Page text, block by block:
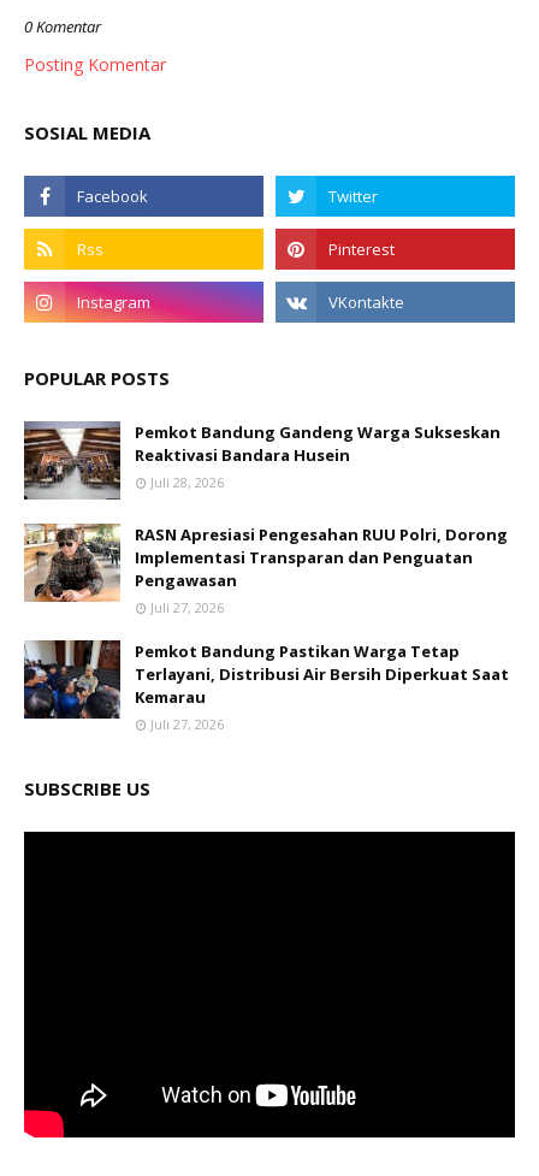
0 Komentar
Posting Komentar
SOSIAL MEDIA
POPULAR POSTS
Pemkot Bandung Gandeng Warga Sukseskan
Reaktivasi Bandara Husein
Juli 28, 2026
RASN Apresiasi Pengesahan RUU Polri, Dorong
Implementasi Transparan dan Penguatan
Pengawasan
Juli 27, 2026
Pemkot Bandung Pastikan Warga Tetap
Terlayani, Distribusi Air Bersih Diperkuat Saat
Kemarau
Juli 27, 2026
SUBSCRIBE US